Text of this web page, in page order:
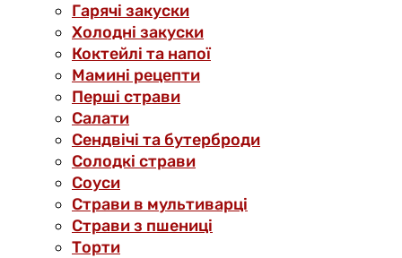
Гарячі закуски
Холодні закуски
Коктейлі та напої
Мамині рецепти
Перші страви
Салати
Сендвічі та бутерброди
Солодкі страви
Соуси
Страви в мультиварці
Страви з пшениці
Торти